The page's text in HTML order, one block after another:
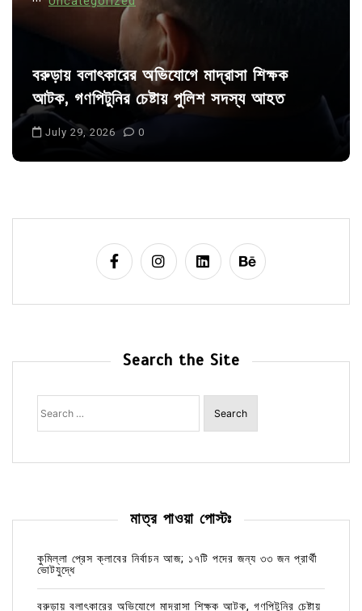
বরুড়ায় বলাৎকারের অভিযোগে মাদ্রাসা শিক্ষক
আটক, গণপিটুনির চেষ্টায় পুলিশ সদস্য আহত
July 29, 2026 0
Search the Site
Search
for:
মাত্র পাওয়া পোস্টঃ
কুমিল্লা প্রেস ক্লাবের নির্বাচন আজ; ১৭টি পদের জন্য ৩৩ জন প্রার্থী
ভোটযুদ্ধে
বরুড়ায় বলাৎকারের অভিযোগে মাদ্রাসা শিক্ষক আটক, গণপিটুনির চেষ্টায়